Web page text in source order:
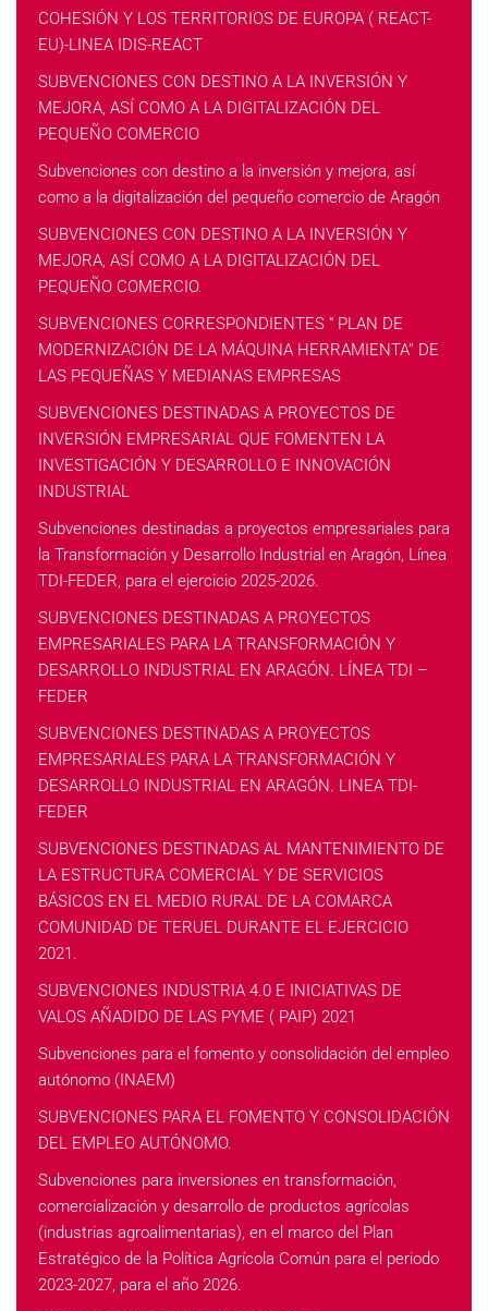
COHESIÓN Y LOS TERRITORIOS DE EUROPA ( REACT-
EU)-LINEA IDIS-REACT
SUBVENCIONES CON DESTINO A LA INVERSIÓN Y
MEJORA, ASÍ COMO A LA DIGITALIZACIÓN DEL
PEQUEÑO COMERCIO
Subvenciones con destino a la inversión y mejora, así
como a la digitalización del pequeño comercio de Aragón
SUBVENCIONES CON DESTINO A LA INVERSIÓN Y
MEJORA, ASÍ COMO A LA DIGITALIZACIÓN DEL
PEQUEÑO COMERCIO.
SUBVENCIONES CORRESPONDIENTES “ PLAN DE
MODERNIZACIÓN DE LA MÁQUINA HERRAMIENTA” DE
LAS PEQUEÑAS Y MEDIANAS EMPRESAS
SUBVENCIONES DESTINADAS A PROYECTOS DE
INVERSIÓN EMPRESARIAL QUE FOMENTEN LA
INVESTIGACIÓN Y DESARROLLO E INNOVACIÓN
INDUSTRIAL
Subvenciones destinadas a proyectos empresariales para
la Transformación y Desarrollo Industrial en Aragón, Línea
TDI-FEDER, para el ejercicio 2025-2026.
SUBVENCIONES DESTINADAS A PROYECTOS
EMPRESARIALES PARA LA TRANSFORMACIÓN Y
DESARROLLO INDUSTRIAL EN ARAGÓN. LÍNEA TDI –
FEDER
SUBVENCIONES DESTINADAS A PROYECTOS
EMPRESARIALES PARA LA TRANSFORMACIÓN Y
DESARROLLO INDUSTRIAL EN ARAGÓN. LINEA TDI-
FEDER
SUBVENCIONES DESTINADAS AL MANTENIMIENTO DE
LA ESTRUCTURA COMERCIAL Y DE SERVICIOS
BÁSICOS EN EL MEDIO RURAL DE LA COMARCA
COMUNIDAD DE TERUEL DURANTE EL EJERCICIO
2021.
SUBVENCIONES INDUSTRIA 4.0 E INICIATIVAS DE
VALOS AÑADIDO DE LAS PYME ( PAIP) 2021
Subvenciones para el fomento y consolidación del empleo
autónomo (INAEM)
SUBVENCIONES PARA EL FOMENTO Y CONSOLIDACIÓN
DEL EMPLEO AUTÓNOMO.
Subvenciones para inversiones en transformación,
comercialización y desarrollo de productos agrícolas
(industrias agroalimentarias), en el marco del Plan
Estratégico de la Política Agrícola Común para el periodo
2023-2027, para el año 2026.